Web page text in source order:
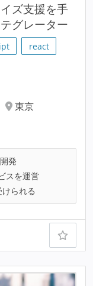
ズ支援を手
グレーター
react
東京
発
スを運営
られる